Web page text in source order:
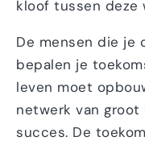
kloof tussen deze
De mensen die je
bepalen je
leven moet
netwerk van
succes. De